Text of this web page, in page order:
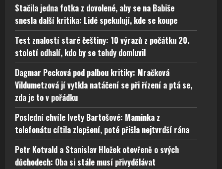
Stačila jedna fotka z dovolené, aby se na Babiše
snesla další kritika: Lidé spekulují, kde se koupe
Test znalostí staré češtiny: 10 výrazů z počátku 20.
století odhalí, kdo by se tehdy domluvil
Dagmar Pecková pod palbou kritiky: Mračková
Vildumetzová jí vytkla natáčení se při řízení a ptá se,
zda je to v pořádku
Poslední chvíle Ivety Bartošové: Maminka z
telefonátu cítila zlepšení, poté přišla nejtvrdší rána
Petr Kotvald a Stanislav Hložek otevřeně o svých
důchodech: Oba si stále musí přivydělávat